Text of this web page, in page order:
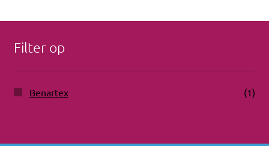
Filter op
Benartex (1)